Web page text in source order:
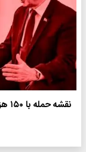
نقشه حمله با ۱۵۰ هزار نفر برای فتح تهران